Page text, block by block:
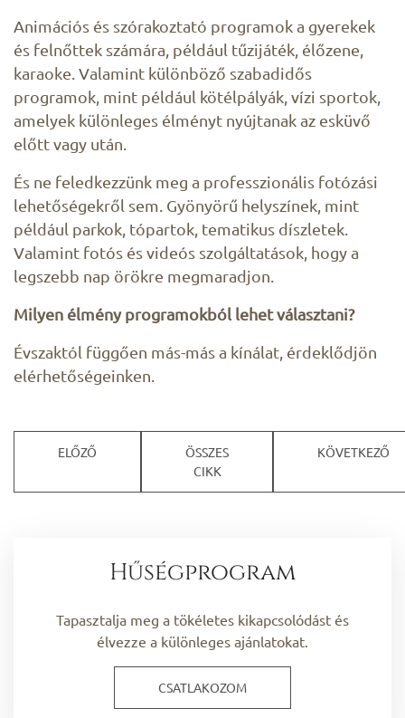
Animációs és szórakoztató programok a gyerekek
és felnőttek számára, például tűzijáték, élőzene,
karaoke. Valamint különböző szabadidős
programok, mint például kötélpályák, vízi sportok,
amelyek különleges élményt nyújtanak az esküvő
előtt vagy után.
És ne feledkezzünk meg a professzionális fotózási
lehetőségekről sem. Gyönyörű helyszínek, mint
például parkok, tópartok, tematikus díszletek.
Valamint fotós és videós szolgáltatások, hogy a
legszebb nap örökre megmaradjon.
Milyen élmény programokból lehet választani?
Évszaktól függően más-más a kínálat, érdeklődjön
elérhetőségeinken.
ELŐZŐ
ÖSSZES
CIKK
KÖVETKEZŐ
Hűségprogram
Tapasztalja meg a tökéletes kikapcsolódást és
élvezze a különleges ajánlatokat.
CSATLAKOZOM